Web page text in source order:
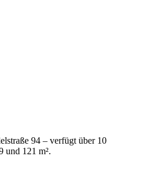
94 – verfügt über 10
und 121 m².